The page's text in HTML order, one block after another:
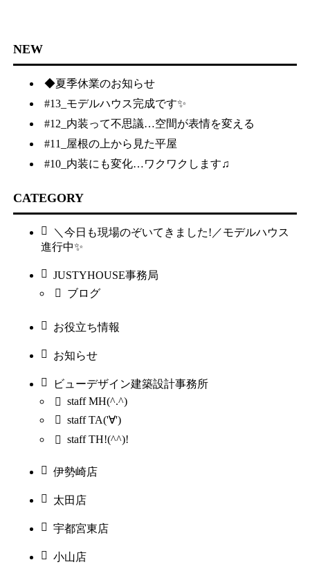
NEW
◆夏季休業のお知らせ
#13_モデルハウス完成です✨
#12_内装って不思議…空間が表情を変える
#11_屋根の上から見た平屋
#10_内装にも変化…ワクワクします♫
CATEGORY
＼今日も現場のぞいてきました!／モデルハウス
進行中✨
JUSTYHOUSE事務局
ブログ
お役立ち情報
お知らせ
ビューデザイン建築設計事務所
staff MH(^.^)
staff TA('∀')
staff TH!(^^)!
伊勢崎店
太田店
宇都宮東店
小山店